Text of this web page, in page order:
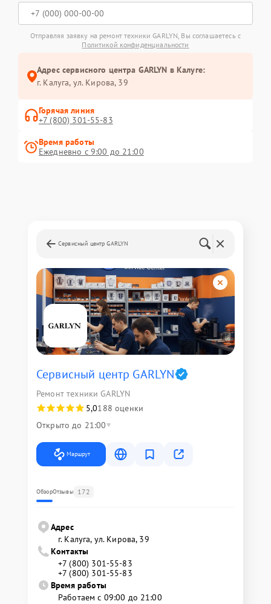
Отправляя заявку на ремонт техники GARLYN, Вы соглашаетесь с
Политикой конфиденциальности
Адрес сервисного центра GARLYN в Калуге:
г. Калуга, ул. Кирова, 39
Горячая линия
+7 (800) 301-55-83
Время работы
Ежедневно с 9:00 до 21:00
Сервисный центр GARLYN
Сервисный центр GARLYN
Ремонт техники GARLYN
5,0188 оценки
Открыто до 21:00
Маршрут
ОбзорОтзывы 172
Адрес
г. Калуга, ул. Кирова, 39
Контакты
+7 (800) 301-55-83
+7 (800) 301-55-83
Время работы
Работаем с 09:00 до 21:00